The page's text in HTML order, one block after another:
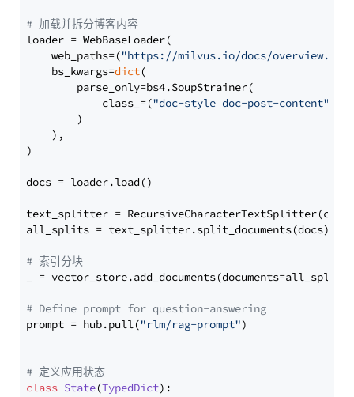
# 加载并拆分博客内容
loader = WebBaseLoader(
    web_paths=(
"https://milvus.io/docs/overview.md"
    bs_kwargs=
dict(
        parse_only=bs4.SoupStrainer(
            class_=(
"doc-style doc-post-content"
        )
    ),
)
docs = loader.load()
text_splitter =
all_splits = text_splitter.split_documents(docs)
# 索引分块
_ = vector_store.add_documents(documents=all_splits)
# Define prompt for question-answering
prompt = hub.pull("rlm/rag-prompt")
# 定义应用状态
class State(TypedDict):